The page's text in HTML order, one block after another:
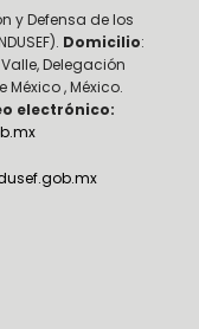
y Defensa de los
Domicilio:
Delegación
México , México.
electrónico: